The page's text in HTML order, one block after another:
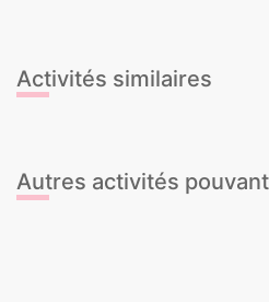
Activités similaires
Autres activités